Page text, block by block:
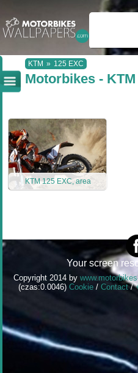
KTM » 125 EXC
Motorbikes - KTM
KTM 125 EXC, area
Your screen
Copyright 2014 by
(czas:0.0046) Cookie / Contact/